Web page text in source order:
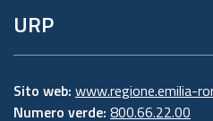
URP
Sito web: www.regione.emilia-
Numero verde: 800.66.22.00